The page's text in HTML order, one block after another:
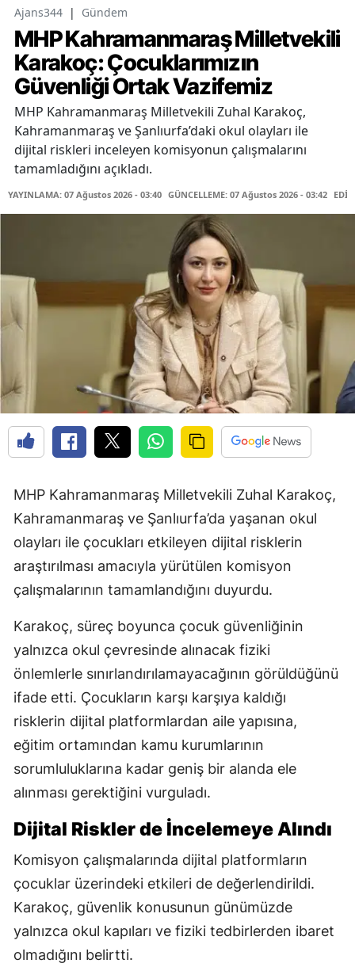
Ajans344 | Gündem
MHP Kahramanmaraş Milletvekili
Karakoç: Çocuklarımızın
Güvenliği Ortak Vazifemiz
MHP Kahramanmaraş Milletvekili Zuhal Karakoç,
Kahramanmaraş ve Şanlıurfa’daki okul olayları ile
dijital riskleri inceleyen komisyonun çalışmalarını
tamamladığını açıkladı.
YAYINLAMA: 07 Ağustos 2026 - 03:40 GÜNCELLEME: 07 Ağustos 2026 - 03:42
MHP Kahramanmaraş Milletvekili Zuhal Karakoç,
Kahramanmaraş ve Şanlıurfa’da yaşanan okul
olayları ile çocukları etkileyen dijital risklerin
araştırılması amacıyla yürütülen komisyon
çalışmalarının tamamlandığını duyurdu.
Karakoç, süreç boyunca çocuk güvenliğinin
yalnızca okul çevresinde alınacak fiziki
önlemlerle sınırlandırılamayacağının görüldüğünü
ifade etti. Çocukların karşı karşıya kaldığı
risklerin dijital platformlardan aile yapısına,
eğitim ortamından kamu kurumlarının
sorumluluklarına kadar geniş bir alanda ele
alınması gerektiğini vurguladı.
Dijital Riskler de İncelemeye Alındı
Komisyon çalışmalarında dijital platformların
çocuklar üzerindeki etkileri de değerlendirildi.
Karakoç, güvenlik konusunun günümüzde
yalnızca okul kapıları ve fiziki tedbirlerden ibaret
olmadığını belirtti.